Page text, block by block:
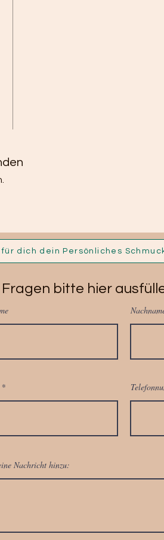
Fragen bitte hier
Nachricht hinzu: